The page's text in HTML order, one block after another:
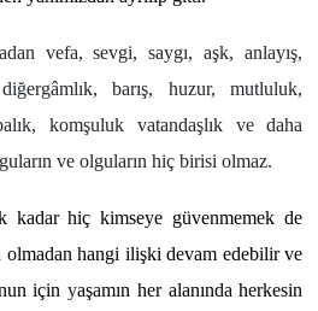
vefa, sevgi, saygı, aşk, anlayış,
barış, huzur, mutluluk,
komşuluk vatandaşlık ve daha
ve olguların hiç birisi olmaz.
kadar hiç kimseye güvenmemek de
hangi ilişki devam edebilir ve
içinyaşamın her alanında herkesin